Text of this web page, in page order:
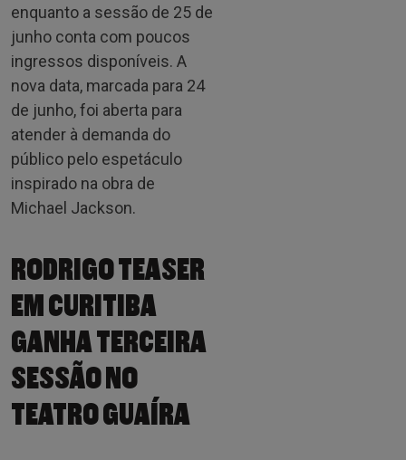
enquanto a sessão de 25 de
junho conta com poucos
ingressos disponíveis. A
nova data, marcada para 24
de junho, foi aberta para
atender à demanda do
público pelo espetáculo
inspirado na obra de
Michael Jackson.
RODRIGO TEASER
EM CURITIBA
GANHA TERCEIRA
SESSÃO NO
TEATRO GUAÍRA